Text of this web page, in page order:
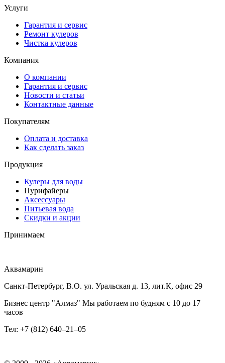
Услуги
Гарантия и сервис
Ремонт кулеров
Чистка кулеров
Компания
О компании
Гарантия и сервис
Новости и статьи
Контактные данные
Покупателям
Оплата и доставка
Как сделать заказ
Продукция
Кулеры для воды
Пурифайеры
Аксессуары
Питьевая вода
Скидки и акции
Принимаем
Аквамарин
Санкт-Петербург, В.О. ул. Уральская д. 13, лит.К, офис 29
Бизнес центр "Алмаз" Мы работаем по будням с 10 до 17
часов
Тел: +7 (812) 640–21–05